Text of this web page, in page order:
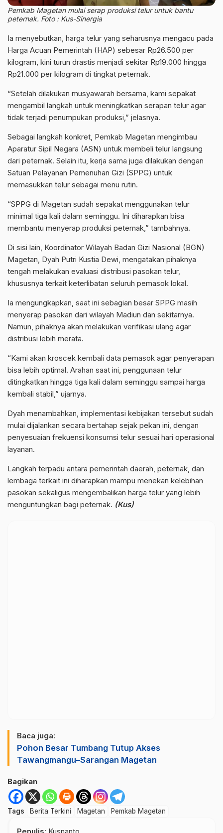
Pemkab Magetan mulai serap produksi telur untuk bantu
peternak. Foto : Kus-Sinergia
Ia menyebutkan, harga telur yang seharusnya mengacu pada
Harga Acuan Pemerintah (HAP) sebesar Rp26.500 per
kilogram, kini turun drastis menjadi sekitar Rp19.000 hingga
Rp21.000 per kilogram di tingkat peternak.
“Setelah dilakukan musyawarah bersama, kami sepakat
mengambil langkah untuk meningkatkan serapan telur agar
tidak terjadi penumpukan produksi,” jelasnya.
Sebagai langkah konkret, Pemkab Magetan mengimbau
Aparatur Sipil Negara (ASN) untuk membeli telur langsung
dari peternak. Selain itu, kerja sama juga dilakukan dengan
Satuan Pelayanan Pemenuhan Gizi (SPPG) untuk
memasukkan telur sebagai menu rutin.
“SPPG di Magetan sudah sepakat menggunakan telur
minimal tiga kali dalam seminggu. Ini diharapkan bisa
membantu menyerap produksi peternak,” tambahnya.
Di sisi lain, Koordinator Wilayah Badan Gizi Nasional (BGN)
Magetan, Dyah Putri Kustia Dewi, mengatakan pihaknya
tengah melakukan evaluasi distribusi pasokan telur,
khususnya terkait keterlibatan seluruh pemasok lokal.
Ia mengungkapkan, saat ini sebagian besar SPPG masih
menyerap pasokan dari wilayah Madiun dan sekitarnya.
Namun, pihaknya akan melakukan verifikasi ulang agar
distribusi lebih merata.
“Kami akan kroscek kembali data pemasok agar penyerapan
bisa lebih optimal. Arahan saat ini, penggunaan telur
ditingkatkan hingga tiga kali dalam seminggu sampai harga
kembali stabil,” ujarnya.
Dyah menambahkan, implementasi kebijakan tersebut sudah
mulai dijalankan secara bertahap sejak pekan ini, dengan
penyesuaian frekuensi konsumsi telur sesuai hari operasional
layanan.
Langkah terpadu antara pemerintah daerah, peternak, dan
lembaga terkait ini diharapkan mampu menekan kelebihan
pasokan sekaligus mengembalikan harga telur yang lebih
menguntungkan bagi peternak. (Kus)
Baca juga:
Pohon Besar Tumbang Tutup Akses
Tawangmangu–Sarangan Magetan
Bagikan
Tags Berita Terkini Magetan Pemkab Magetan